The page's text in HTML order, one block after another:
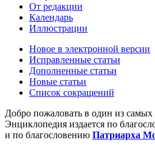
От редакции
Календарь
Иллюстрации
Новое в электронной версии
Исправленные статьи
Дополненные статьи
Новые статьи
Список сокращений
Добро пожаловать в один из
Энциклопедия издается по
и по благословению Патриарха